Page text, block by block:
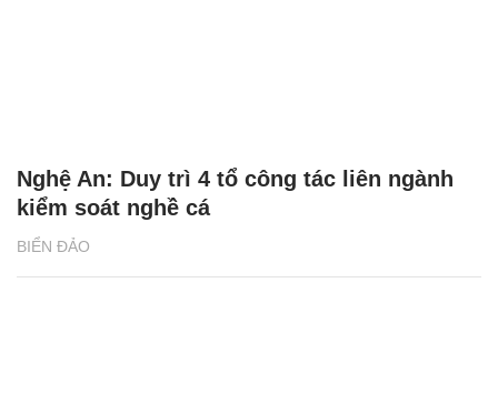
BIỂN ĐẢO
Nghệ An: Duy trì 4 tổ công tác liên ngành
kiểm soát nghề cá